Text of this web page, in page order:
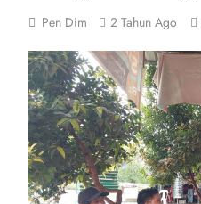
Pen Dim 2 Tahun Ago